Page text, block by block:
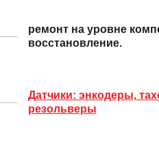
ремонт на уровне
восстановление.
Датчики: энкодеры,
резольверы